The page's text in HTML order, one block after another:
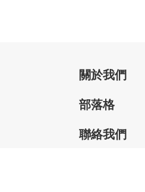
關於我們
部落格
聯絡我們